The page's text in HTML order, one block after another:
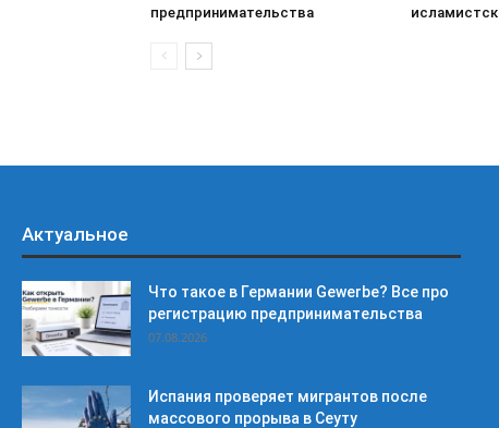
предпринимательства
Актуальное
Что такое в Германии Gewerbe? Все про
регистрацию предпринимательства
07.08.2026
Испания проверяет мигрантов после
массового прорыва в Сеуту